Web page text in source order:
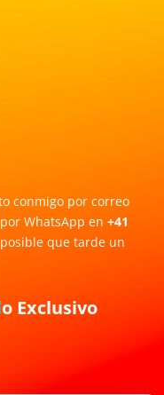
conmigo por correo
WhatsApp en+41
que tarde un
Exclusivo